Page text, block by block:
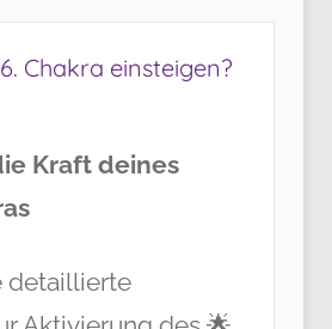
Chakra einsteigen?
Kraft deines
detaillierte